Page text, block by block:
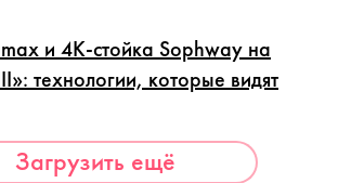
и 4K-стойка Sophway на
технологии, которые видят
Загрузить ещё